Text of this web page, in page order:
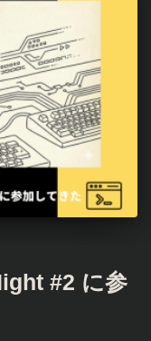
#2 に参